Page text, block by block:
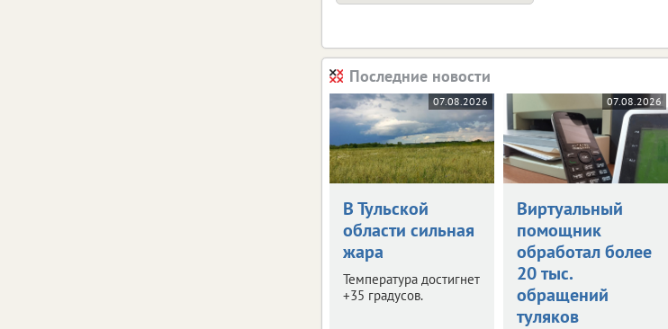
Последние новости
07.08.2026
В Тульской
области сильная
жара
Температура достигнет
+35 градусов.
07.08.2026
Виртуальный
помощник
обработал более
20 тыс.
обращений
туляков